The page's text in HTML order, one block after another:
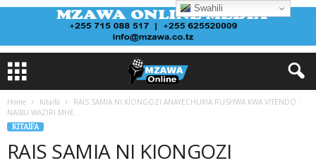
Home Kitaifa
RAIS SAMIA NI KIONGOZI ANAYECHUKIA RUSHWA KWA VITENDO :
NAIBU WAZIRI MHE....
KITAIFA
RAIS SAMIA NI KIONGOZI
Swahili